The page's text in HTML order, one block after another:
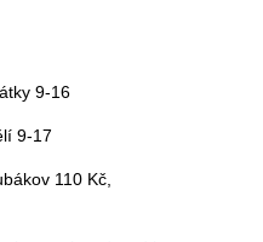
9-16
9-17
110 Kč,